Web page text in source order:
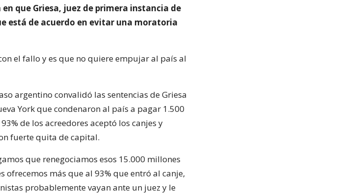
que Griesa, juez de primera instancia de
está de acuerdo en evitar una moratoria
el fallo y es que no quiere empujar al país al
argentino convalidó las sentencias de Griesa
York que condenaron al país a pagar 1.500
de los acreedores aceptó los canjes y
fuerte quita de capital.
que renegociamos esos 15.000 millones
ofrecemos más que al 93% que entró al canje,
probablemente vayan ante un juez y le